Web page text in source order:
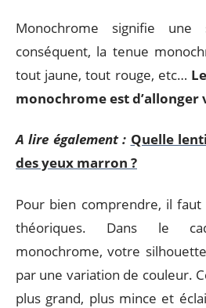
Monochrome signifie une
conséquent, la tenue
tout jaune, tout rouge, etc…
monochrome est
A lire également : Quelle
des yeux marron ?
Pour bien comprendre, il
théoriques. Dans le
monochrome, votre
par une variation de couleur.
plus grand, plus mince et